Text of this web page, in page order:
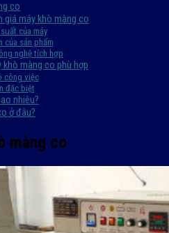
co
giá máy khò màng co
của máy
của sản phẩm
nghệ tích hợp
màng co phù hợp
công việc
đặc biệt
nhiêu?
ở đâu?
màng co